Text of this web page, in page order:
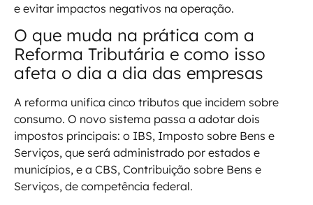
e evitar impactos negativos na operação.
O que muda na prática com a
Reforma Tributária e como isso
afeta o dia a dia das empresas
A reforma unifica cinco tributos que incidem sobre
consumo. O novo sistema passa a adotar dois
impostos principais: o IBS, Imposto sobre Bens e
Serviços, que será administrado por estados e
municípios, e a CBS, Contribuição sobre Bens e
Serviços, de competência federal.